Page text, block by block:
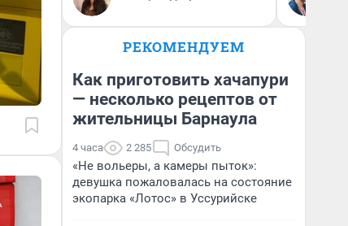
РЕКОМЕНДУЕМ
Как приготовить хачапури
— несколько рецептов от
жительницы Барнаула
4 часа 2 285 Обсудить
«Не вольеры, а камеры пыток»:
девушка пожаловалась на состояние
экопарка «Лотос» в Уссурийске